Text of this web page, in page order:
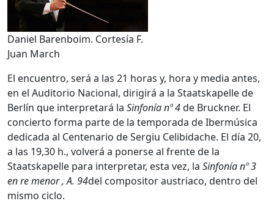
Daniel Barenboim. Cortesía F.
Juan March
El encuentro, será a las 21 horas y, hora y media antes,
en el Auditorio Nacional, dirigirá a la Staatskapelle de
Berlín que interpretará la Sinfonía nº 4de Bruckner. El
concierto forma parte de la temporada de Ibermúsica
dedicada al Centenario de Sergiu Celibidache. El día 20,
a las 19,30 h., volverá a ponerse al frente de la
Staatskapelle para interpretar, esta vez, la Sinfonía nº 3
en re menor , A. 94del compositor austriaco, dentro del
mismo ciclo.